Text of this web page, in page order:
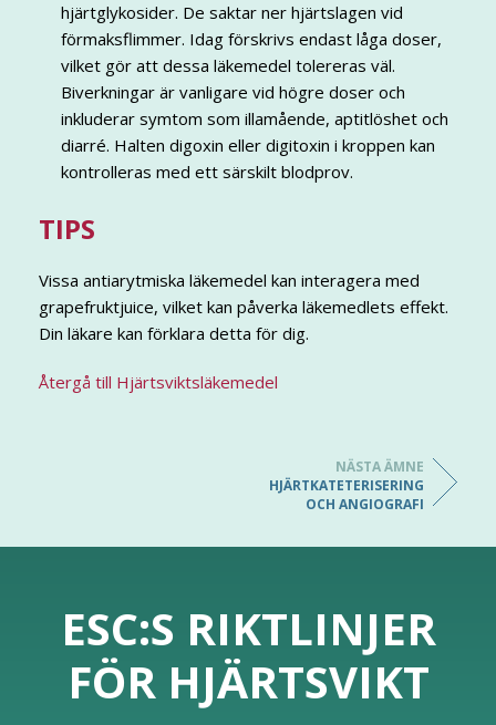
hjärtglykosider. De saktar ner hjärtslagen vid
förmaksflimmer. Idag förskrivs endast låga doser,
vilket gör att dessa läkemedel tolereras väl.
Biverkningar är vanligare vid högre doser och
inkluderar symtom som illamående, aptitlöshet och
diarré. Halten digoxin eller digitoxin i kroppen kan
kontrolleras med ett särskilt blodprov.
TIPS
Vissa antiarytmiska läkemedel kan interagera med
grapefruktjuice, vilket kan påverka läkemedlets effekt.
Din läkare kan förklara detta för dig.
Återgå till Hjärtsviktsläkemedel
NÄSTA ÄMNE
HJÄRTKATETERISERING
OCH ANGIOGRAFI
ESC:S RIKTLINJER
FÖR HJÄRTSVIKT